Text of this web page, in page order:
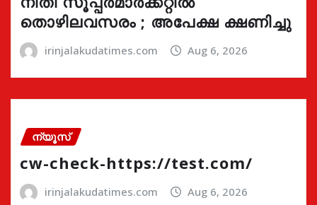
തൊഴിലവസരം ; അപേക്ഷ ക്ഷണിച്ചു
irinjalakudatimes.com Aug 6, 2026
ന്യൂസ്
cw-check-https://test.com/
irinjalakudatimes.com Aug 6, 2026